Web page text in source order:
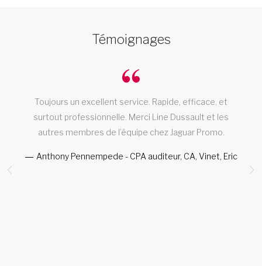
Témoignages
Toujours un excellent service. Rapide, efficace, et
surtout professionnelle. Merci Line Dussault et les
autres membres de l’équipe chez Jaguar Promo.
Anthony Pennempede - CPA auditeur, CA, Vinet, Eric